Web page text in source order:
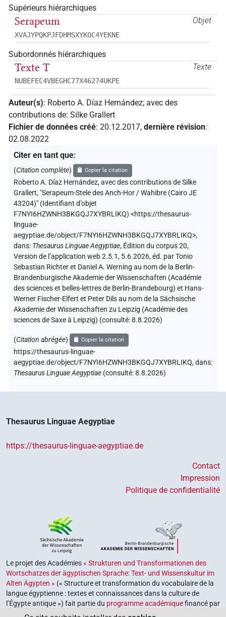
Supérieurs hiérarchiques
Objet
Serapeum
XVAJYPQKPJFDHMSXYKOC4YEKNE
Subordonnés hiérarchiques
Texte
Texte T
NUBEFEC4VBEGHC77X46274UKPE
Auteur(s): Roberto A. Díaz Hernández; avec des
contributions de: Silke Grallert
Fichier de données créé: 20.12.2017, dernière révision:
02.08.2022
Citer en tant que:
(Citation complète) Copier la citation
Roberto A. Díaz Hernández,avec des contributions deSilke
Grallert, "Serapeum-Stele des Anch-Hor / Wahibre (Cairo JE
43204)" (Identifiant d’objet
F7NYI6HZWNH3BKGQJ7XYBRLIKQ) <https://thesaurus-
linguae-
aegyptiae.de/object/F7NYI6HZWNH3BKGQJ7XYBRLIKQ>,
dans: Thesaurus Linguae Aegyptiae, Édition du corpus 20,
Version de l’application web 2.5.1, 5.6.2026, éd. par Tonio
Sebastian Richter et Daniel A. Werning au nom de la Berlin-
Brandenburgische Akademie der Wissenschaften (Académie
des sciences et belles-lettres de Berlin-Brandebourg) et Hans-
Werner Fischer-Elfert et Peter Dils au nom de la Sächsische
Akademie der Wissenschaften zu Leipzig (Académie des
sciences de Saxe à Leipzig) (consulté:8.8.2026)
(Citation abrégée) Copier la citation
https://thesaurus-linguae-
aegyptiae.de/object/F7NYI6HZWNH3BKGQJ7XYBRLIKQ,dans:
Thesaurus Linguae Aegyptiae (consulté:8.8.2026)
Thesaurus Linguae Aegyptiae
https://thesaurus-linguae-aegyptiae.de
Contact
Impression
Politique de confidentialité
Le projet des Académies« Strukturen und Transformationen des
Wortschatzes der ägyptischen Sprache: Text- und Wissenskultur im
Alten Ägypten » (« Structure et transformation du vocabulaire de la
langue égyptienne : textes et connaissances dans la culture de
l’Égypte antique ») fait partie du programme académiquefinancé par
le gouvernement fédéral et les gouvernements des Länder de la